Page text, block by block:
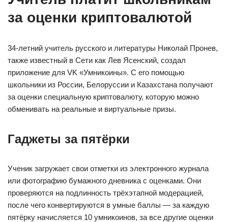
за оценки криптовалютой
34-летний учитель русского и литературы Николай Пронев,
также известный в Сети как Лев Ясенский, создал
приложение для VK «Умникоины». С его помощью
школьники из России, Белоруссии и Казахстана получают
за оценки специальную криптовалюту, которую можно
обменивать на реальные и виртуальные призы.
Гаджеты за пятёрки
Ученик загружает свои отметки из электронного журнала
или фотографию бумажного дневника с оценками. Они
проверяются на подлинность трёхэтапной модерацией,
после чего конвертируются в умные баллы — за каждую
пятёрку начисляется 10 умникоинов, за все другие оценки